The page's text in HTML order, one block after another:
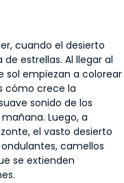
cuando el desierto
estrellas. Al llegar al
sol empiezan a colorear
cómo crece la
sonido de los
Luego, a
el vasto desierto
camellos
se extienden